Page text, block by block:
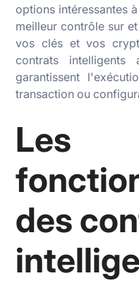
options intéressantes
meilleur contrôle sur
vos clés et vos
contrats intelligents
garantissent
transaction ou
Les
des